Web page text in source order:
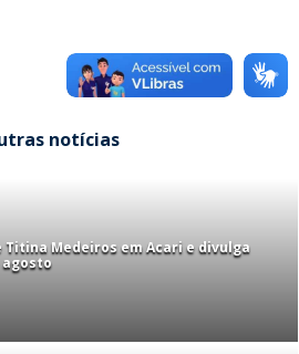
notícias
Titina Medeiros em Acari e divulga